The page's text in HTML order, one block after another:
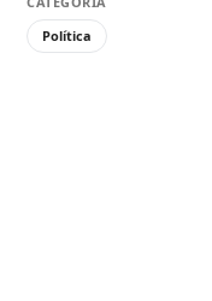
Política